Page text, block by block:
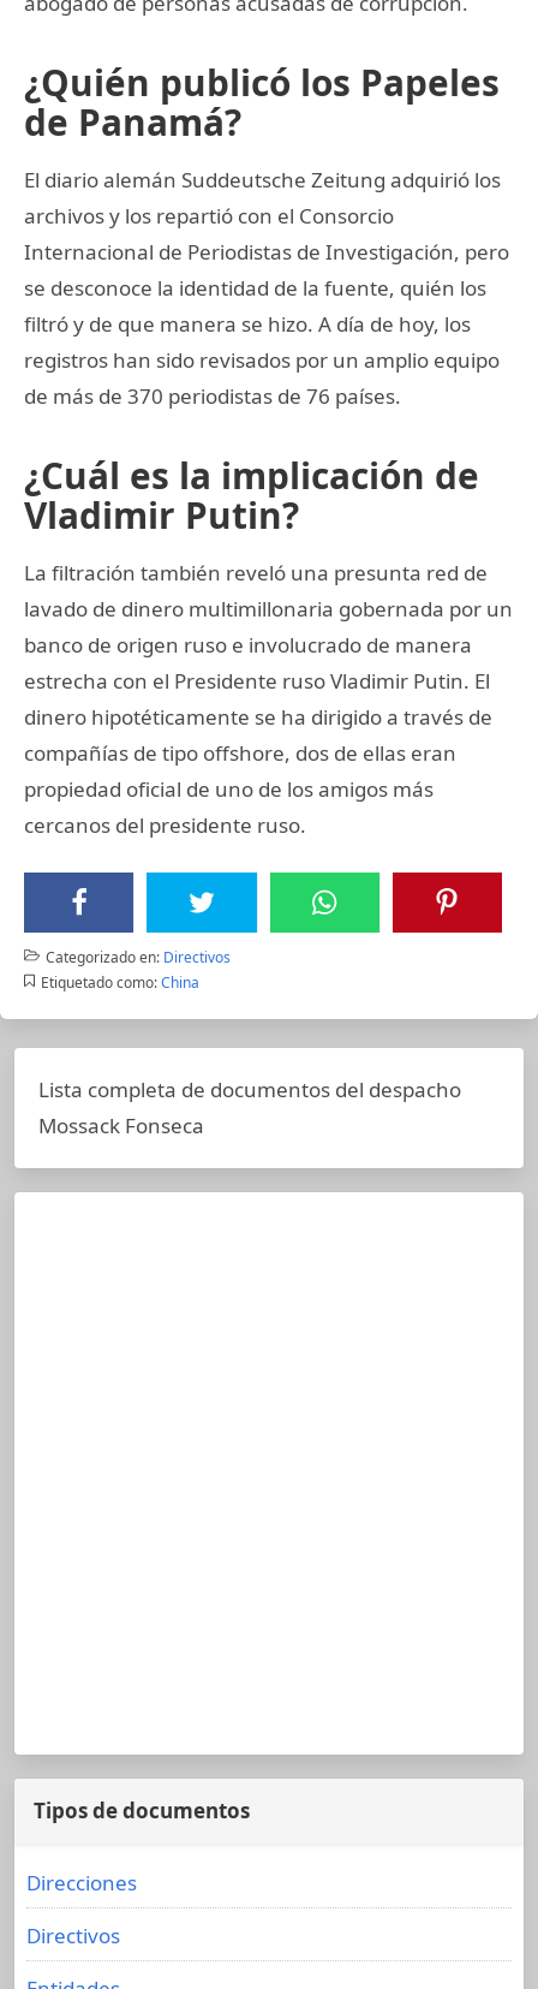
¿Quién publicó los Papeles
de Panamá?
El diario alemán Suddeutsche Zeitung adquirió los
archivos y los repartió con el Consorcio
Internacional de Periodistas de Investigación, pero
se desconoce la identidad de la fuente, quién los
filtró y de que manera se hizo. A día de hoy, los
registros han sido revisados por un amplio equipo
de más de 370 periodistas de 76 países.
¿Cuál es la implicación de
Vladimir Putin?
La filtración también reveló una presunta red de
lavado de dinero multimillonaria gobernada por un
banco de origen ruso e involucrado de manera
estrecha con el Presidente ruso Vladimir Putin. El
dinero hipotéticamente se ha dirigido a través de
compañías de tipo offshore, dos de ellas eran
propiedad oficial de uno de los amigos más
cercanos del presidente ruso.
Categorizado en: Directivos
Etiquetado como: China
Lista completa de documentos del despacho
Mossack Fonseca
Tipos de documentos
Direcciones
Directivos